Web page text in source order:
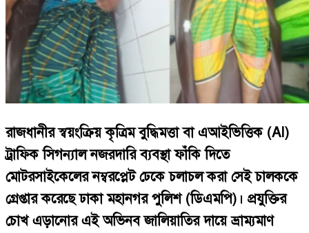
রাজধানীর স্বয়ংক্রিয় কৃত্রিম বুদ্ধিমত্তা বা এআইভিত্তিক (AI)
ট্রাফিক সিগন্যাল নজরদারি ব্যবস্থা ফাঁকি দিতে
মোটরসাইকেলের নম্বরপ্লেট ঢেকে চলাচল করা সেই চালককে
গ্রেপ্তার করেছে ঢাকা মহানগর পুলিশ (ডিএমপি)। প্রযুক্তির
চোখ এড়ানোর এই অভিনব জালিয়াতির দায়ে ভ্রাম্যমাণ